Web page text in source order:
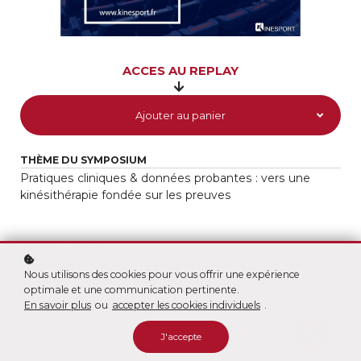
ACCES AU REPLAY
Ajouter au panier
THÈME DU SYMPOSIUM
Pratiques cliniques & données probantes : vers une
kinésithérapie fondée sur les preuves
CERTIFICATION
Une certification en fin de symposium sous forme de
QCM. Un minimum de 50% de bonnes réponses
attestera de la réussite.
Nous utilisons des cookies pour vous offrir une expérience
optimale et une communication pertinente.
En savoir plus ou accepter les cookies individuels .
J'accepte